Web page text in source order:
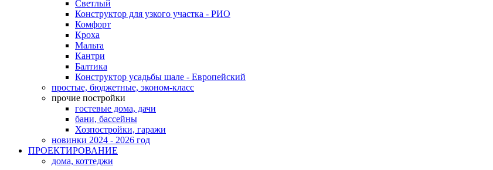
Светлый
Конструктор для узкого участка - РИО
Комфорт
Кроха
Мальта
Кантри
Балтика
Конструктор усадьбы шале - Европейский
простые, бюджетные, эконом-класс
прочие постройки
гостевые дома, дачи
бани, бассейны
Хозпостройки, гаражи
новинки 2024 - 2026 год
ПРОЕКТИРОВАНИЕ
дома, коттеджи